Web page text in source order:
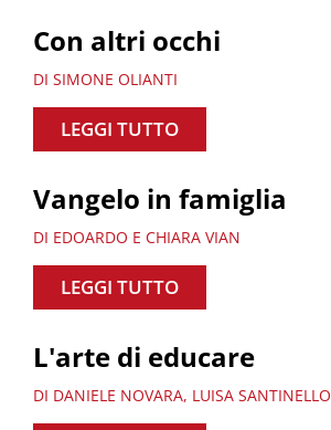
Con altri occhi
DI SIMONE OLIANTI
LEGGI TUTTO
Vangelo in famiglia
DI EDOARDO E CHIARA VIAN
LEGGI TUTTO
L'arte di educare
DI DANIELE NOVARA, LUISA SANTINELLO